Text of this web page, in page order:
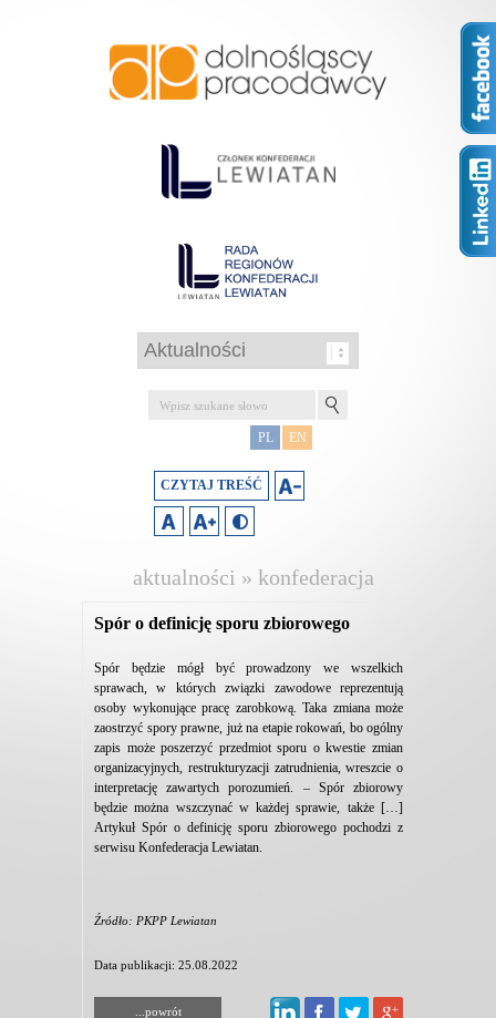
PL EN
CZYTAJ TREŚĆ
aktualności » konfederacja
Spór o definicję sporu zbiorowego
Spór będzie mógł być prowadzony we wszelkich
sprawach, w których związki zawodowe reprezentują
osoby wykonujące pracę zarobkową. Taka zmiana może
zaostrzyć spory prawne, już na etapie rokowań, bo ogólny
zapis może poszerzyć przedmiot sporu o kwestie zmian
organizacyjnych, restrukturyzacji zatrudnienia, wreszcie o
interpretację zawartych porozumień. – Spór zbiorowy
będzie można wszczynać w każdej sprawie, także […]
Artykuł Spór o definicję sporu zbiorowego pochodzi z
serwisu Konfederacja Lewiatan.
Źródło: PKPP Lewiatan
Data publikacji: 25.08.2022
...powrót